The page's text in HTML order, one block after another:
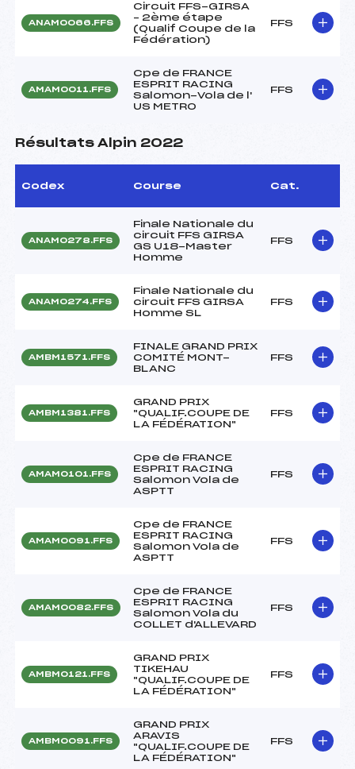
ANAM0066.FFS
Circuit FFS-GIRSA
– 2ème étape
(Qualif Coupe de la
Fédération)
FFS
AMAM0011.FFS
Cpe de FRANCE
ESPRIT RACING
Salomon-Vola de l'
US METRO
FFS
Résultats Alpin 2022
Codex Course Cat.
ANAM0278.FFS
Finale Nationale du
circuit FFS GIRSA
GS U18-Master
Homme
FFS
ANAM0274.FFS
Finale Nationale du
circuit FFS GIRSA
Homme SL
FFS
AMBM1571.FFS
FINALE GRAND PRIX
COMITÉ MONT-
BLANC
FFS
AMBM1381.FFS
GRAND PRIX
"QUALIF.COUPE DE
LA FÉDÉRATION"
FFS
AMAM0101.FFS
Cpe de FRANCE
ESPRIT RACING
Salomon Vola de
ASPTT
FFS
AMAM0091.FFS
Cpe de FRANCE
ESPRIT RACING
Salomon Vola de
ASPTT
FFS
AMAM0082.FFS
Cpe de FRANCE
ESPRIT RACING
Salomon Vola du
COLLET d'ALLEVARD
FFS
AMBM0121.FFS
GRAND PRIX
TIKEHAU
"QUALIF.COUPE DE
LA FÉDÉRATION"
FFS
AMBM0091.FFS
GRAND PRIX
ARAVIS
"QUALIF.COUPE DE
LA FÉDÉRATION"
FFS